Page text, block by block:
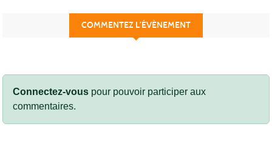
COMMENTEZ L’ÉVÈNEMENT
Connectez-vous pour pouvoir participer aux
commentaires.